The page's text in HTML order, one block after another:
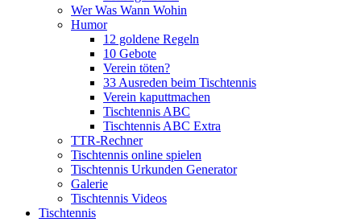
Wer Was Wann Wohin
Humor
12 goldene Regeln
10 Gebote
Verein töten?
33 Ausreden beim Tischtennis
Verein kaputtmachen
Tischtennis ABC
Tischtennis ABC Extra
TTR-Rechner
Tischtennis online spielen
Tischtennis Urkunden Generator
Galerie
Tischtennis Videos
Tischtennis